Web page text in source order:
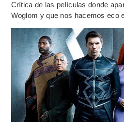
Crítica de las películas donde
Woglom y que nos hacemos eco